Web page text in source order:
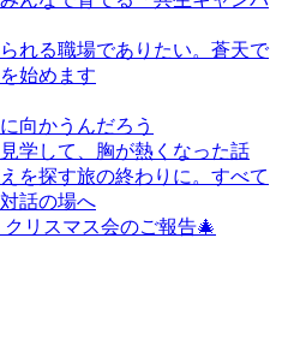
れる職場でありたい。蒼天で
始めます
向かうんだろう
学して、胸が熱くなった話
を探す旅の終わりに。すべて
話の場へ
リスマス会のご報告🎄